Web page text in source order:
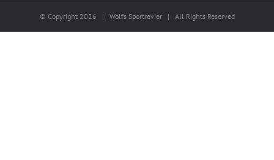
© Copyright 2026 | Wolfs Sportrevier | All Rights Reserved